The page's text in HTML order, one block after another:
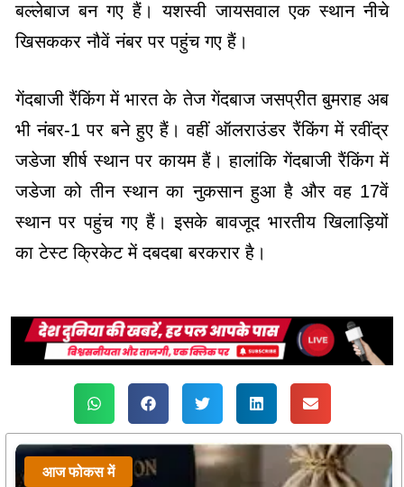
बल्लेबाज बन गए हैं। यशस्वी जायसवाल एक स्थान नीचे
खिसककर नौवें नंबर पर पहुंच गए हैं।
गेंदबाजी रैंकिंग में भारत के तेज गेंदबाज जसप्रीत बुमराह अब
भी नंबर-1 पर बने हुए हैं। वहीं ऑलराउंडर रैंकिंग में रवींद्र
जडेजा शीर्ष स्थान पर कायम हैं। हालांकि गेंदबाजी रैंकिंग में
जडेजा को तीन स्थान का नुकसान हुआ है और वह 17वें
स्थान पर पहुंच गए हैं। इसके बावजूद भारतीय खिलाड़ियों
का टेस्ट क्रिकेट में दबदबा बरकरार है।
आज फोकस में
आज फोकस में